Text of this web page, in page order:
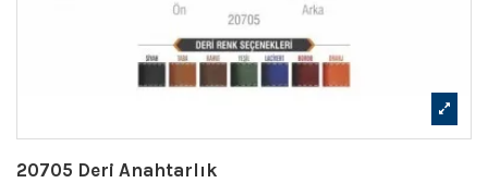
20705 Deri Anahtarlık